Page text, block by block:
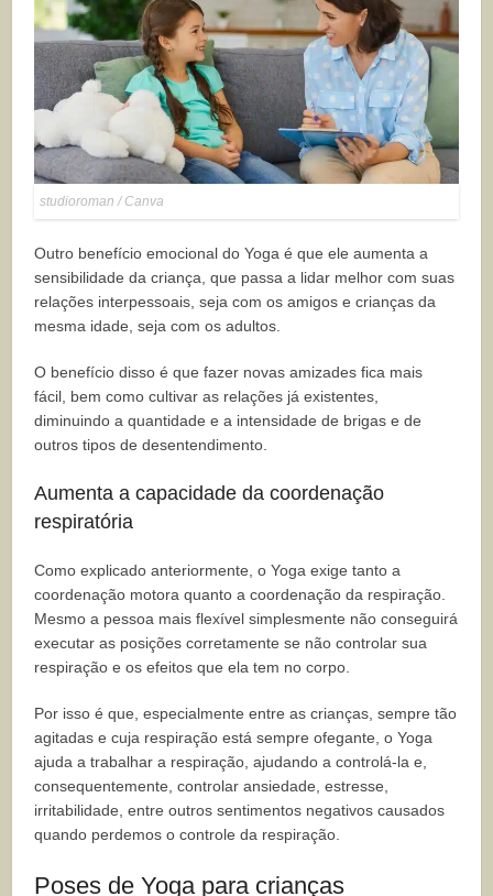
studioroman / Canva
Outro benefício emocional do Yoga é que ele aumenta a
sensibilidade da criança, que passa a lidar melhor com suas
relações interpessoais, seja com os amigos e crianças da
mesma idade, seja com os adultos.
O benefício disso é que fazer novas amizades fica mais
fácil, bem como cultivar as relações já existentes,
diminuindo a quantidade e a intensidade de brigas e de
outros tipos de desentendimento.
Aumenta a capacidade da coordenação
respiratória
Como explicado anteriormente, o Yoga exige tanto a
coordenação motora quanto a coordenação da respiração.
Mesmo a pessoa mais flexível simplesmente não conseguirá
executar as posições corretamente se não controlar sua
respiração e os efeitos que ela tem no corpo.
Por isso é que, especialmente entre as crianças, sempre tão
agitadas e cuja respiração está sempre ofegante, o Yoga
ajuda a trabalhar a respiração, ajudando a controlá-la e,
consequentemente, controlar ansiedade, estresse,
irritabilidade, entre outros sentimentos negativos causados
quando perdemos o controle da respiração.
Poses de Yoga para crianças